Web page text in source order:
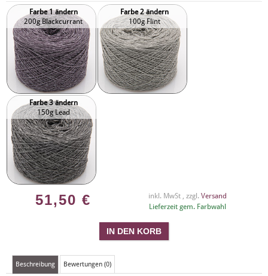
Farbe 1 ändern
200g Blackcurrant
Farbe 2 ändern
100g Flint
Farbe 3 ändern
150g Lead
51,50 € inkl. MwSt , zzgl. Versand
Lieferzeit gem. Farbwahl
Beschreibung Bewertungen (0)